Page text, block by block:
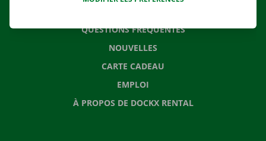
QUESTIONS FRÉQUENTES
NOUVELLES
CARTE CADEAU
EMPLOI
À PROPOS DE DOCKX RENTAL